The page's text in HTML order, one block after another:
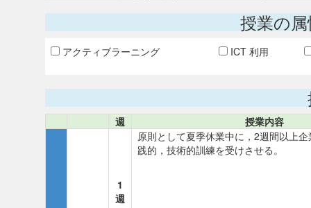
授業の
アクティブラーニング ICT 利用
週 授業内容
1
週
原則として夏季休業中に，2週間以上
践的，技術的訓練を受けさせる。